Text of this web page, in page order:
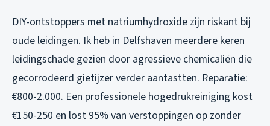
DIY-ontstoppers met natriumhydroxide zijn riskant bij
oude leidingen. Ik heb in Delfshaven meerdere keren
leidingschade gezien door agressieve chemicaliën die
gecorrodeerd gietijzer verder aantastten. Reparatie:
€800-2.000. Een professionele hogedrukreiniging kost
€150-250 en lost 95% van verstoppingen op zonder